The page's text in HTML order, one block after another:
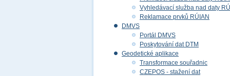
Vyhledávací služba nad daty
Reklamace prvků RÚIAN
DMVS
Portál DMVS
Poskytování dat DTM
Geodetické aplikace
Transformace souřadnic
CZEPOS - stažení dat